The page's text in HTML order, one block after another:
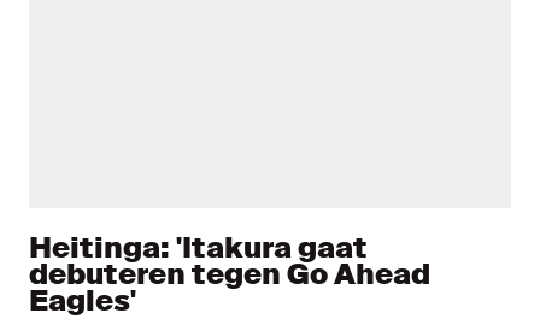
Heitinga: 'Itakura gaat
debuteren tegen Go Ahead
Eagles'